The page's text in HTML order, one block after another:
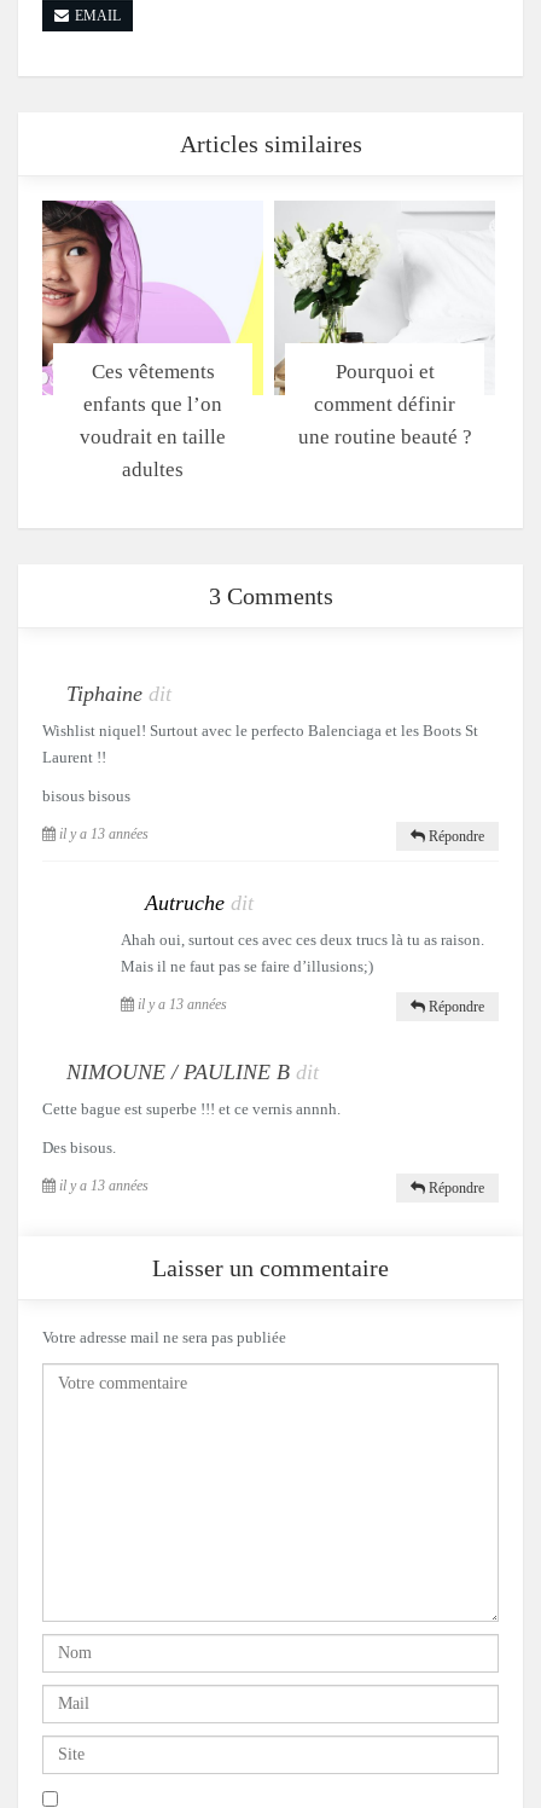
EMAIL
Articles similaires
Ces vêtements
enfants que l’on
voudrait en taille
adultes
Pourquoi et
comment définir
une routine beauté ?
3 Comments
Tiphaine dit
Wishlist niquel! Surtout avec le perfecto Balenciaga et les Boots St
Laurent !!
bisous bisous
il y a 13 années Répondre
Autruche dit
Ahah oui, surtout ces avec ces deux trucs là tu as raison.
Mais il ne faut pas se faire d’illusions;)
il y a 13 années Répondre
NIMOUNE / PAULINE B dit
Cette bague est superbe !!! et ce vernis annnh.
Des bisous.
il y a 13 années Répondre
Laisser un commentaire
Votre adresse mail ne sera pas publiée